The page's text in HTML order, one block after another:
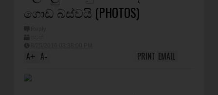
ගොඩ බස්වයි (PHOTOS)
A+ A- EMAIL
PRINT